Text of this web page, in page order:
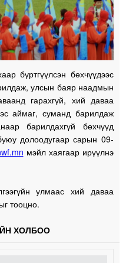
бүртгүүлсэн бөхчүүдээс
улсын баяр наадмын
гарахгүй, хий даваа
аймаг, суманд барилдаж
барилдахгүй бөхчүүд
долоодугаар сарын 09-
мэйл хаягаар ирүүлнэ
улмаас хий даваа
тооцно.
ХОЛБОО